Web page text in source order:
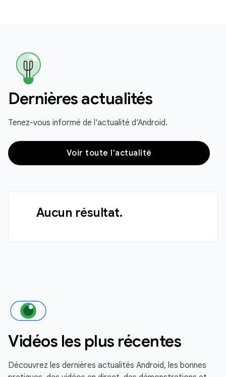
Dernières actualités
Tenez-vous informé de l'actualité d'Android.
Voir toute l'actualité
Aucun résultat.
Vidéos les plus récentes
Découvrez les dernières actualités Android, les bonnes